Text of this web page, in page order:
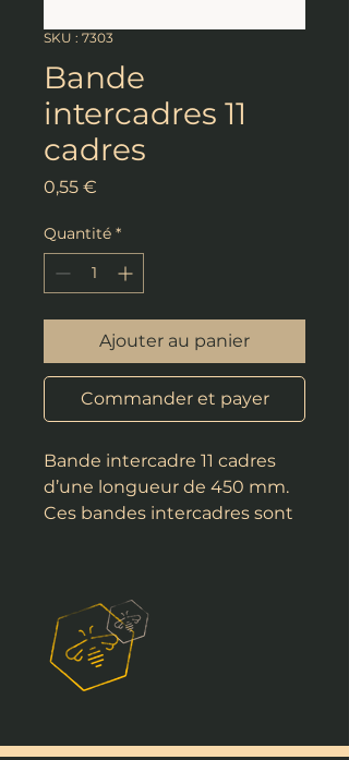
SKU : 7303
Bande
intercadres 11
cadres
0,55 €
Quantité *
Ajouter au panier
Commander et payer
Bande intercadre 11 cadres
d’une longueur de 450 mm.
Ces bandes intercadres sont
lors de la transhumance pour
éviter que les cadres ne se
touchent.